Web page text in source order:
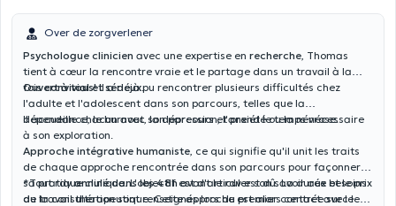
Over de zorgverlener
Psychologue clinicien avec une expertise en recherche, Thomas
tient à cœur la rencontre vraie et le partage dans un travail à la
foisconvivial et sérieux.
Ouvert à tous!Il a déjà pu rencontrer plusieurs difficultés chez
l'adulte et l'adolescent dans son parcours, telles que la
dépendance, le burnout, la dépression, l'anxiété ou la névrose.
Il accueille chacun avec son parcours et prend le temps nécessaire
à son exploration.
Approche intégrative humaniste, ce qui signifie qu'il unit les traits
de chaque approche rencontrée dans son parcours pour façonner
sa pratique clinique. L'objectif est d'articuler son savoir aux besoins
du travail thérapeutique. Cette approche est alors centrée sur le
*Tout rdvannulé dans les 48h avant le rdv est dû. La durée et le prix
de la consultation sont renseignés lors du premier contact avec le